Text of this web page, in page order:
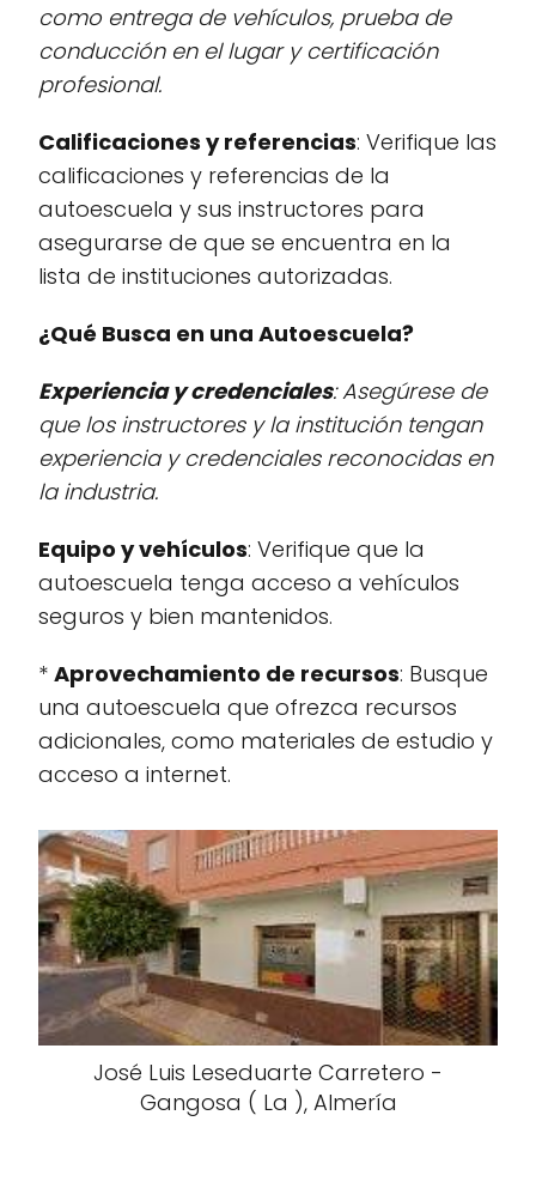
como entrega de vehículos, prueba de
conducción en el lugar y certificación
profesional.
Calificaciones y referencias: Verifique las
calificaciones y referencias de la
autoescuela y sus instructores para
asegurarse de que se encuentra en la
lista de instituciones autorizadas.
¿Qué Busca en una Autoescuela?
Experiencia y credenciales: Asegúrese de
que los instructores y la institución tengan
experiencia y credenciales reconocidas en
la industria.
Equipo y vehículos: Verifique que la
autoescuela tenga acceso a vehículos
seguros y bien mantenidos.
* Aprovechamiento de recursos: Busque
una autoescuela que ofrezca recursos
adicionales, como materiales de estudio y
acceso a internet.
José Luis Leseduarte Carretero -
Gangosa ( La ), Almería